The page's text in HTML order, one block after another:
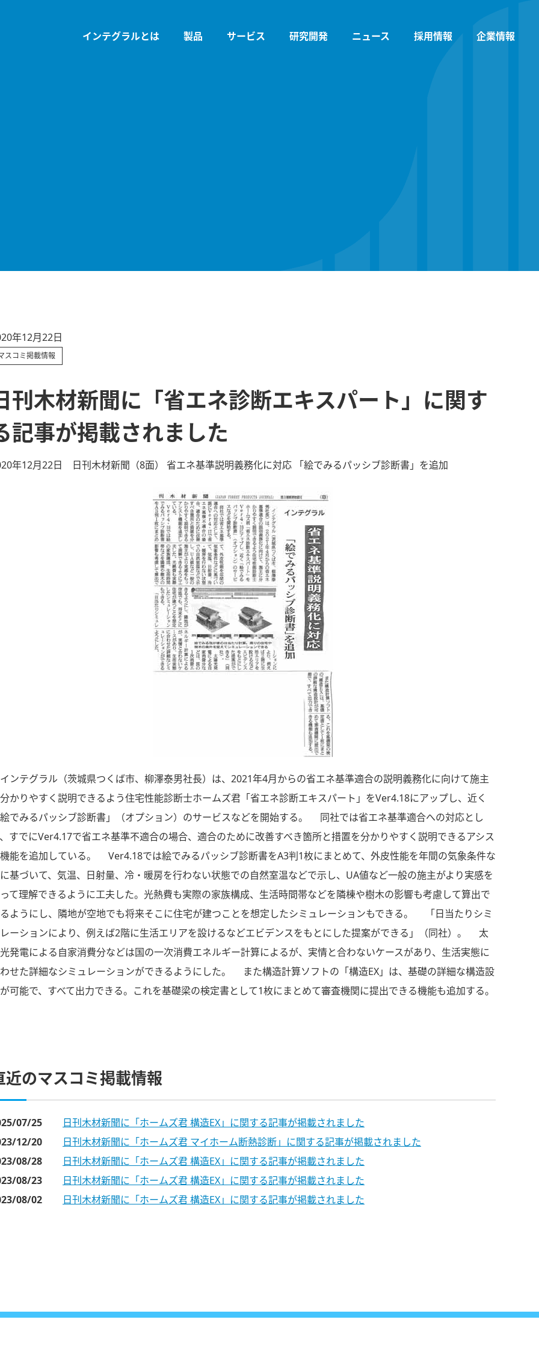
インテグラルとは 製品 サービス 研究開発 ニュース 採用情報 企業情報
年12月22日
スコミ掲載情報
刊木材新聞に「省エネ診断エキスパート」に関す
記事が掲載されました
年12月22日 日刊木材新聞（8面） 省エネ基準説明義務化に対応 「絵でみるパッシブ診断書」を追加
テグラル（茨城県つくば市、柳澤泰男社長）は、2021年4月からの省エネ基準適合の説明義務化に向けて施主
かりやすく説明できるよう住宅性能診断士ホームズ君「省エネ診断エキスパート」をVer4.18にアップし、近く
でみるパッシブ診断書」（オプション）のサービスなどを開始する。 同社では省エネ基準適合への対応とし
すでにVer4.17で省エネ基準不適合の場合、適合のために改善すべき箇所と措置を分かりやすく説明できるアシス
能を追加している。 Ver4.18では絵でみるパッシブ診断書をA3判1枚にまとめて、外皮性能を年間の気象条件な
基づいて、気温、日射量、冷・暖房を行わない状態での自然室温などで示し、UA値など一般の施主がより実感を
て理解できるように工夫した。光熱費も実際の家族構成、生活時間帯などを隣棟や樹木の影響も考慮して算出で
ようにし、隣地が空地でも将来そこに住宅が建つことを想定したシミュレーションもできる。 「日当たりシミ
ーションにより、例えば2階に生活エリアを設けるなどエビデンスをもとにした提案ができる」（同社）。 太
発電による自家消費分などは国の一次消費エネルギー計算によるが、実情と合わないケースがあり、生活実態に
せた詳細なシミュレーションができるようにした。 また構造計算ソフトの「構造EX」は、基礎の詳細な構造設
可能で、すべて出力できる。これを基礎梁の検定書として1枚にまとめて審査機関に提出できる機能も追加する。
近のマスコミ掲載情報
07/25
日刊木材新聞に「ホームズ君 構造EX」に関する記事が掲載されました
12/20
日刊木材新聞に「ホームズ君 マイホーム断熱診断」に関する記事が掲載されました
08/28
日刊木材新聞に「ホームズ君 構造EX」に関する記事が掲載されました
08/23
日刊木材新聞に「ホームズ君 構造EX」に関する記事が掲載されました
08/02
日刊木材新聞に「ホームズ君 構造EX」に関する記事が掲載されました